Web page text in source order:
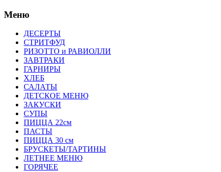
Меню
ДЕСЕРТЫ
СТРИТФУД
РИЗОТТО и РАВИОЛЛИ
ЗАВТРАКИ
ГАРНИРЫ
ХЛЕБ
САЛАТЫ
ДЕТСКОЕ МЕНЮ
ЗАКУСКИ
СУПЫ
ПИЦЦА 22см
ПАСТЫ
ПИЦЦА 30 см
БРУСКЕТЫ/ТАРТИНЫ
ЛЕТНЕЕ МЕНЮ
ГОРЯЧЕЕ